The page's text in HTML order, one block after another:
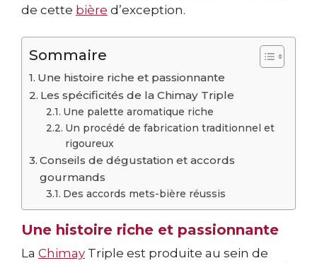
de cette bière d’exception.
Sommaire
Une histoire riche et passionnante
Les spécificités de la Chimay Triple
Une palette aromatique riche
Un procédé de fabrication traditionnel et
rigoureux
Conseils de dégustation et accords
gourmands
Des accords mets-bière réussis
Une histoire riche et passionnante
La Chimay Triple est produite au sein de